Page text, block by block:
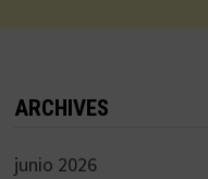
ARCHIVES
junio 2026